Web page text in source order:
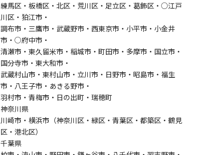
練馬区・板橋区・北区・荒川区・足立区・葛飾区・○江戸
川区・狛江市・
調布市・三鷹市・武蔵野市・西東京市・小平市・小金井
市・○府中市・
清瀬市・東久留米市・稲城市・町田市・多摩市・国立市・
国分寺市・東大和市・
武蔵村山市・東村山市・立川市・日野市・昭島市・福生
市・八王子市・あきる野市・
羽村市・青梅市・日の出町・瑞穂町
神奈川県
川崎市・横浜市（神奈川区・緑区・青葉区・都築区・鶴見
区・港北区）
千葉県